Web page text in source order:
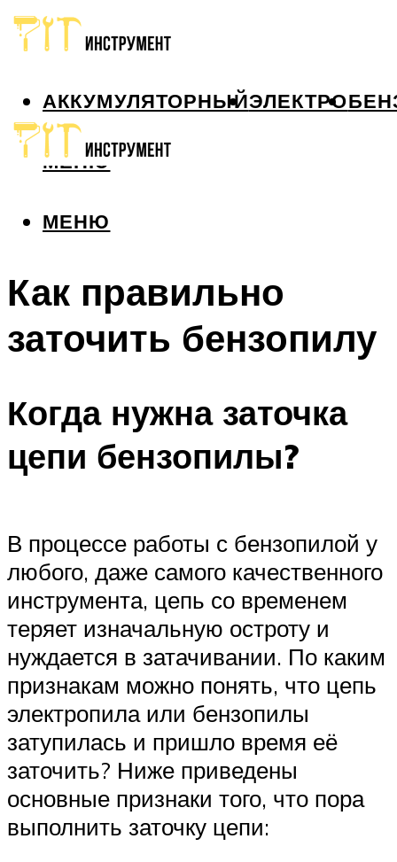
АККУМУЛЯТОРНЫЙЭЛЕКТРО
МЕНЮ
МЕНЮ
Как правильно
заточить бензопилу
Когда нужна заточка
цепи бензопилы?
В процессе работы с бензопилой у
любого, даже самого качественного
инструмента, цепь со временем
теряет изначальную остроту и
нуждается в затачивании. По каким
признакам можно понять, что цепь
электропила или бензопилы
затупилась и пришло время её
заточить? Ниже приведены
основные признаки того, что пора
выполнить заточку цепи: